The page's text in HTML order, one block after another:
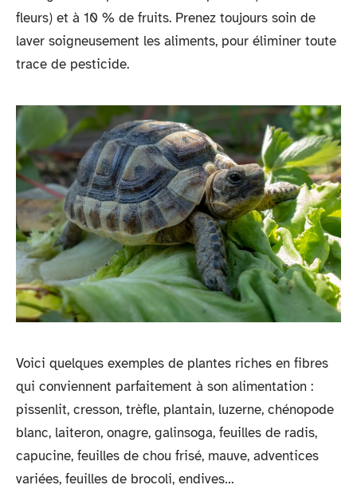
fleurs) et à 10 % de fruits. Prenez toujours soin de
laver soigneusement les aliments, pour éliminer toute
trace de pesticide.
Voici quelques exemples de plantes riches en fibres
qui conviennent parfaitement à son alimentation :
pissenlit, cresson, trèfle, plantain, luzerne, chénopode
blanc, laiteron, onagre, galinsoga, feuilles de radis,
capucine, feuilles de chou frisé, mauve, adventices
variées, feuilles de brocoli, endives…